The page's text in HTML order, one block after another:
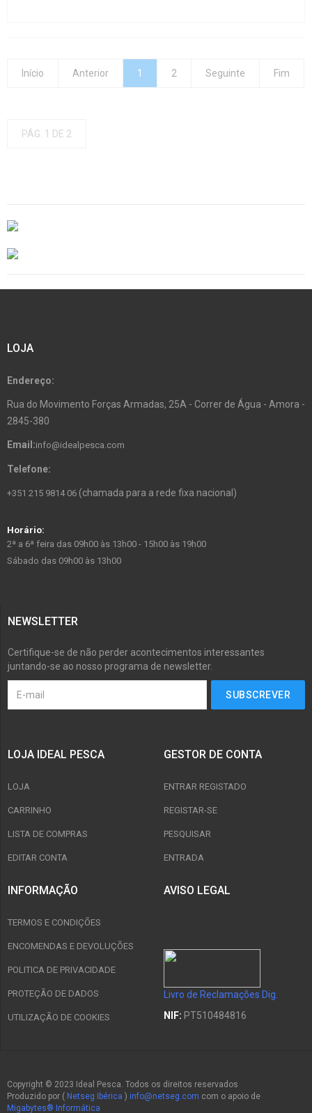
Início Anterior 1 2 Seguinte Fim
PÁG. 1 DE 2
LOJA
Endereço:
Rua do Movimento Forças Armadas, 25A - Correr de Água - Amora -
2845-380
Email:info@idealpesca.com
Telefone:
+351 215 9814 06 (chamada para a rede fixa nacional)
Horário:
2ª a 6ª feira das 09h00 às 13h00 - 15h00 às 19h00
Sábado das 09h00 às 13h00
NEWSLETTER
Certifique-se de não perder acontecimentos interessantes
juntando-se ao nosso programa de newsletter.
LOJA IDEAL PESCA
LOJA
CARRINHO
LISTA DE COMPRAS
EDITAR CONTA
GESTOR DE CONTA
ENTRAR REGISTADO
REGISTAR-SE
PESQUISAR
ENTRADA
INFORMAÇÃO
TERMOS E CONDIÇÕES
ENCOMENDAS E DEVOLUÇÕES
POLITICA DE PRIVACIDADE
PROTEÇÃO DE DADOS
UTILIZAÇÃO DE COOKIES
AVISO LEGAL
Livro de Reclamações Dig.
NIF: PT510484816
Copyright © 2023 Ideal Pesca. Todos os direitos reservados
Produzido por ( Netseg Ibérica ) info@netseg.com com o apoio de
Migabytes® Informática